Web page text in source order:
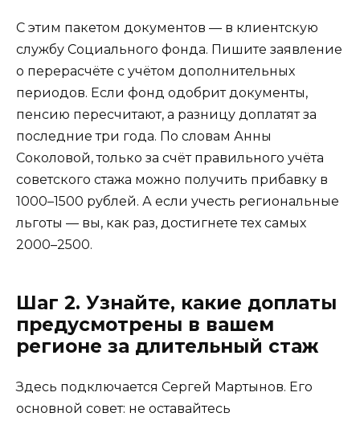
С этим пакетом документов — в клиентскую
службу Социального фонда. Пишите заявление
о перерасчёте с учётом дополнительных
периодов. Если фонд одобрит документы,
пенсию пересчитают, а разницу доплатят за
последние три года. По словам Анны
Соколовой, только за счёт правильного учёта
советского стажа можно получить прибавку в
1000–1500 рублей. А если учесть региональные
льготы — вы, как раз, достигнете тех самых
2000–2500.
Шаг 2. Узнайте, какие доплаты
предусмотрены в вашем
регионе за длительный стаж
Здесь подключается Сергей Мартынов. Его
основной совет: не оставайтесь